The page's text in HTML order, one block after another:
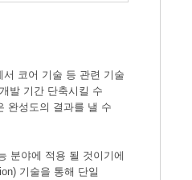
서 코어 기술 등 관련 기술
발 기간 단축시킬 수
완성도의 결과를 낼 수
분야에 적용 될 것이기에
기술을 통해 단일